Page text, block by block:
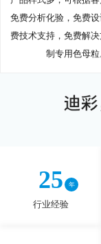
免费分析化验，免费
费技术支持，免费解
制专用色母粒
25
行业经验